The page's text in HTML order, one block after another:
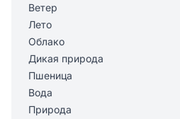
Ветер
Лето
Облако
Дикая природа
Пшеница
Вода
Природа